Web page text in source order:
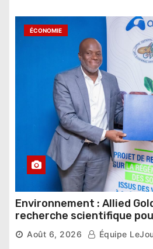
ÉCONOMIE
Environnement : Allied
recherche scientifique
sols de ses sites miniers
Août 6, 2026 Équipe